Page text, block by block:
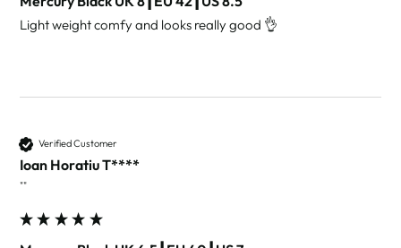
Light weight comfy and looks really good 👌
Verified Customer
Ioan Horatiu T****
""